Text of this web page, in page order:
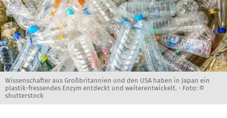
Wissenschafter aus Großbritannien und den USA haben in Japan ein
plastik-fressendes Enzym entdeckt und weiterentwickelt. - Foto: ©
shutterstock